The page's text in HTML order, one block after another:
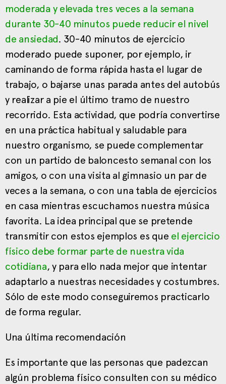
moderada y elevada tres veces a la semana
durante 30-40 minutos puede reducir el nivel
de ansiedad. 30-40 minutos de ejercicio
moderado puede suponer, por ejemplo, ir
caminando de forma rápida hasta el lugar de
trabajo, o bajarse unas parada antes del autobús
y realizar a pie el último tramo de nuestro
recorrido. Esta actividad, que podría convertirse
en una práctica habitual y saludable para
nuestro organismo, se puede complementar
con un partido de baloncesto semanal con los
amigos, o con una visita al gimnasio un par de
veces a la semana, o con una tabla de ejercicios
en casa mientras escuchamos nuestra música
favorita. La idea principal que se pretende
transmitir con estos ejemplos es que el ejercicio
físico debe formar parte de nuestra vida
cotidiana, y para ello nada mejor que intentar
adaptarlo a nuestras necesidades y costumbres.
Sólo de este modo conseguiremos practicarlo
de forma regular.
Una última recomendación
Es importante que las personas que padezcan
algún problema físico consulten con su médico